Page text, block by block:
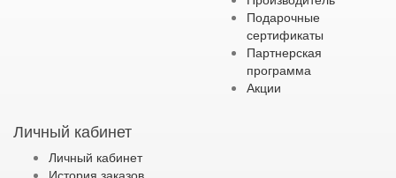
Подарочные
сертификаты
Партнерская
программа
Акции
Личный кабинет
Личный кабинет
История заказов